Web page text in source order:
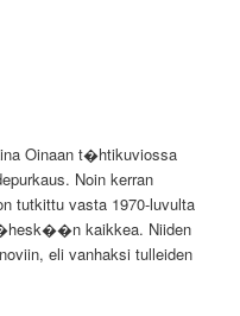
Oinaan t�htikuviossa
Noin kerran
tutkittu vasta 1970-luvulta
kaikkea. Niiden
eli vanhaksi tulleiden